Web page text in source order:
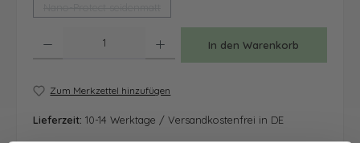
In den Warenkorb
Zum Merkzettel hinzufügen
Lieferzeit: 10-14 Werktage / Versandkostenfrei in DE